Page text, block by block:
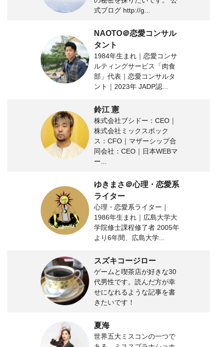
式ブログ http://g...
NAOTO＠恋愛コンサル
タント
1984年生まれ｜恋愛コンサ
ルティングサービス「肉食
部」代表｜恋愛コンサルタ
ント｜2023年 JADP認...
鈴江 憲
株式会社ブシドー：CEO｜
株式会社ミックスボック
ス：CFO｜マザーシップ合
同会社：CEO｜日本WEBマ
ー...
ゆきまさ＠心理・恋愛系
ライター
心理・恋愛系ライター｜
1986年生まれ｜広島大学大
学院修士課程修了者 2005年
より6年間、広島大学...
スズキコージロー
ゲームと喫茶店が好きな30
代男性です。読んだ方が幸
せになれるような記事を書
きたいです！
夏海
世界五大ミスコンの一つで